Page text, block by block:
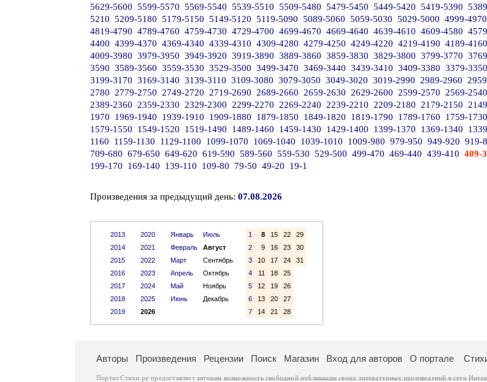
5629-5600 5599-5570 5569-5540 5539-5510 5509-5480 5479-5450 5449-5420 5419-5390
5210 5209-5180 5179-5150 5149-5120 5119-5090 5089-5060 5059-5030 5029-5000 4999-4970
4819-4790 4789-4760 4759-4730 4729-4700 4699-4670 4669-4640 4639-4610 4609-4580
4400 4399-4370 4369-4340 4339-4310 4309-4280 4279-4250 4249-4220 4219-4190 4189-4160
4009-3980 3979-3950 3949-3920 3919-3890 3889-3860 3859-3830 3829-3800 3799-3770
3590 3589-3560 3559-3530 3529-3500 3499-3470 3469-3440 3439-3410 3409-3380 3379-3350
3199-3170 3169-3140 3139-3110 3109-3080 3079-3050 3049-3020 3019-2990 2989-2960
2780
2779-2750 2749-2720 2719-2690 2689-2660 2659-2630 2629-2600 2599-2570 2569-2540
2389-2360
2359-2330 2329-2300 2299-2270 2269-2240 2239-2210 2209-2180 2179-2150
1970
1969-1940 1939-1910 1909-1880 1879-1850 1849-1820 1819-1790 1789-1760 1759-1730
1579-1550
1549-1520 1519-1490 1489-1460 1459-1430 1429-1400 1399-1370 1369-1340
1160
1159-1130 1129-1100 1099-1070 1069-1040 1039-1010 1009-980 979-950 949-920 919-
709-680 679-650 649-620 619-590 589-560 559-530 529-500 499-470 469-440 439-410 409-
199-170
169-140 139-110 109-80 79-50 49-20 19-1
Произведения за предыдущий день: 07.08.2026
2013
2014
2015
2016
2017
2018
2019
2020
2021
2022
2023
2024
2025
2026
Январь
Июль
Февраль
Август
Март
Сентябрь
Апрель
Октябрь
Май
Ноябрь
Июнь
Декабрь
1 8 15 22
29
2
9 16 23
30
3
10 17 24
31
4
11 18
25
5
12 19
26
6
13 20
27
7
14 21 28
Авторы Произведения Рецензии Поиск Магазин Вход для авторов О портале
Портал Стихи.ру предоставляет авторам возможность свободной публикации своих литературных произведений в сети